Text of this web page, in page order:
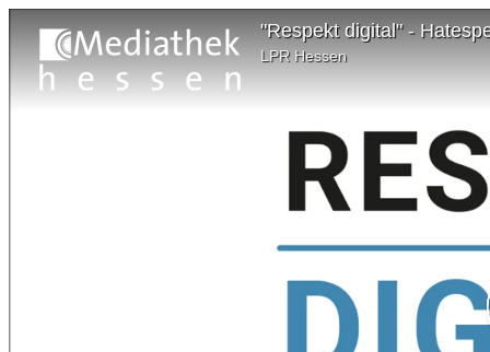
"Respekt digital" -
LPR Hessen